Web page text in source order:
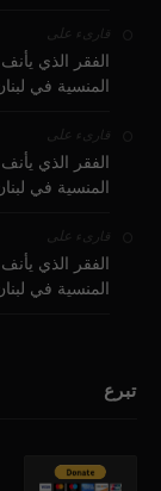
قارىء على
الفقر الذي
المنسية في
قارىء على
الفقر الذي
المنسية في
قارىء على
الفقر الذي
المنسية في
تبرع